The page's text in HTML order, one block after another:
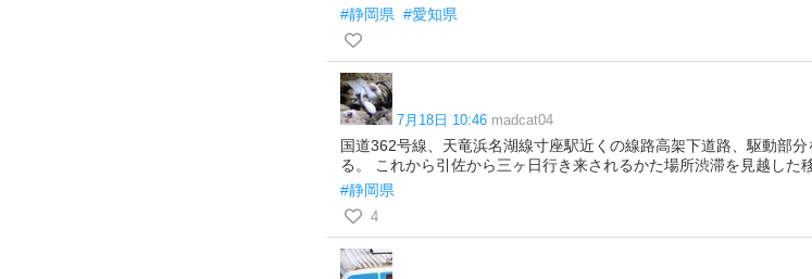
#静岡県 #愛知県
7月18日 10:46 madcat04
国道362号線、天竜浜名湖線寸座駅近くの線路高架下道路、駆動部
る。 これから引佐から三ヶ日行き来されるかた場所渋滞を見越した
#静岡県
4